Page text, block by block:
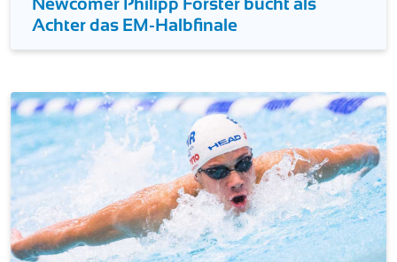
Achter das EM-Halbfinale